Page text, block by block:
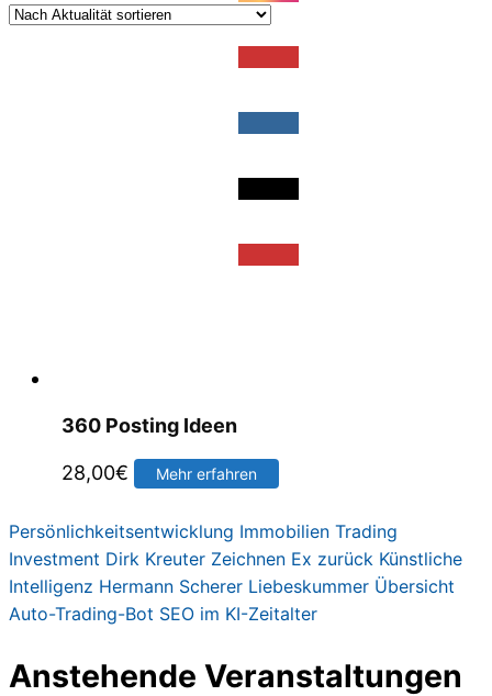
360 Posting Ideen
28,00€ Mehr erfahren
Persönlichkeitsentwicklung Immobilien Trading
Investment Dirk Kreuter Zeichnen Ex zurück Künstliche
Intelligenz Hermann Scherer Liebeskummer Übersicht
Auto-Trading-Bot SEO im KI-Zeitalter
Anstehende Veranstaltungen